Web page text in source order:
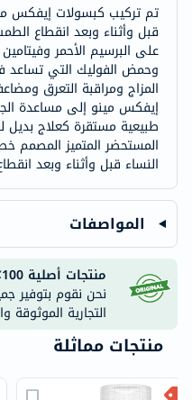
تم تركيب كبسولات إيفكس
قبل وأثناء وبعد انقطاع
وحمض الفوليك التي تساعد
المزاج ومراقبة التعرق
إيفكس مينو إلى مساعدة
طبيعية مستقرة كعلاج بديل
المستحضر المتميز المصمم
النساء قبل وأثناء وبعد
المواصفات
منتجات أصلية 100٪
نحن نقوم بتوفير
التجارية الموثوقة
منتجات مماثلة